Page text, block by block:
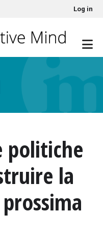
User account menuLog in
politiche
la